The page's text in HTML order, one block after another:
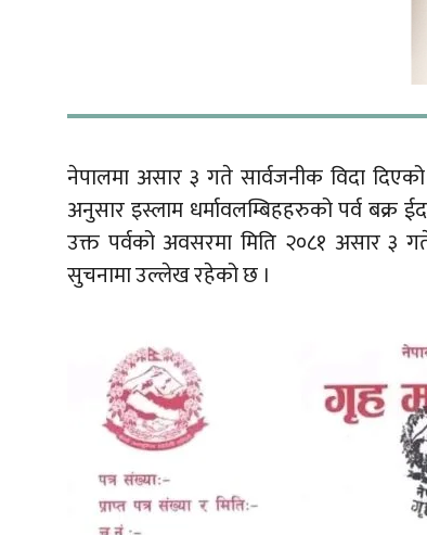
नेपालमा असार ३ गते सार्वजनीक विदा
अनुसार इस्लाम धर्मावलम्बिहहरुको पर्व बक्र
उक्त पर्वको अवसरमा मिति २०८१ असार ३
सुचनामा उल्लेख रहेको छ ।